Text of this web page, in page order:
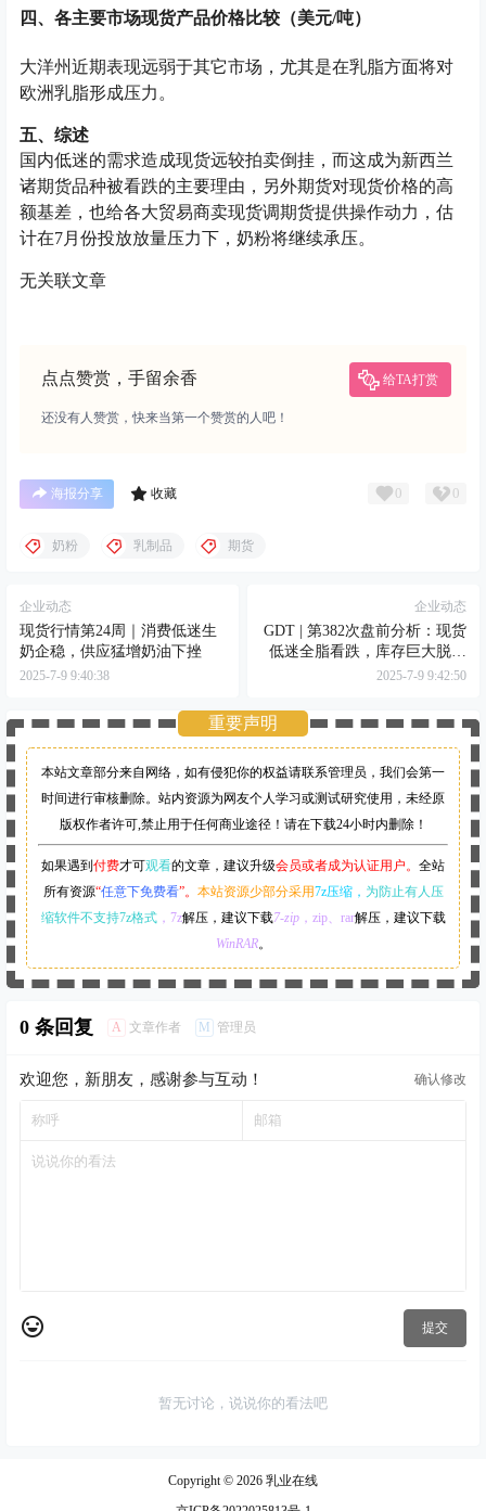
四、各主要市场现货产品价格比较（美元/吨）
大洋州近期表现远弱于其它市场，尤其是在乳脂方面将对
欧洲乳脂形成压力。
五、综述
国内低迷的需求造成现货远较拍卖倒挂，而这成为新西兰
诸期货品种被看跌的主要理由，另外期货对现货价格的高
额基差，也给各大贸易商卖现货调期货提供操作动力，估
计在7月份投放放量压力下，奶粉将继续承压。
无关联文章
点点赞赏，手留余香 给TA打赏
还没有人赞赏，快来当第一个赞赏的人吧！
海报分享 收藏 0 0
奶粉 乳制品 期货
企业动态
现货行情第24周｜消费低迷生
奶企稳，供应猛增奶油下挫
2025-7-9 9:40:38
企业动态
GDT | 第382次盘前分析：现货
低迷全脂看跌，库存巨大脱脂
料空
2025-7-9 9:42:50
重要声明
本站文章部分来自网络，如有侵犯你的权益请联系管理员， 我们会第一
时间进行审核删除。站内资源为网友个人学习或测试研究使用，未经原
版权作者许可,禁止用于任何商业途径！请在下载24小时内删除！
如果遇到付费才可观看的文章，建议升级会员或者成为认证用户。 全站
所有资源“任意下免费看”。 本站资源少部分采用7z压缩， 为防止有人压
缩软件不支持7z格式，7z解压，建议下载7-zip，zip、rar解压，建议下载
WinRAR。
0 条回复 A 文章作者 M 管理员
欢迎您，新朋友，感谢参与互动！ 确认修改
提交
暂无讨论，说说你的看法吧
Copyright © 2026 乳业在线